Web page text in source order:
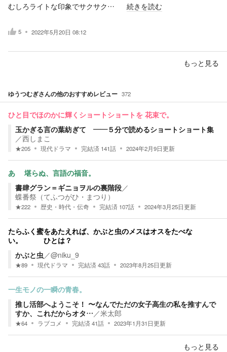
むしろライトな印象でサクサク…
続きを読む
5 2022年5月20日 08:12
もっと見る
ゆうつむぎさんの他のおすすめレビュー 372
ひと目でほのかに輝くショートショートを 花束で。
玉かぎる言の葉紡ぎて ――５分で読めるショートショート集
／西しまこ
★205 現代ドラマ 完結済 141話 2024年2月9日更新
あゝ 堪らぬ、言語の福音。
書肆グラン＝ギニョヲルの裏階段／
蝶番祭（てふつがひ・まつり）
★222 歴史・時代・伝奇 完結済 107話 2024年3月25日更新
たらふく蜜をあたえれば、かぶと虫のメスはオスをたべな
い。 ひとは？
かぶと虫 ／@niku_9
★89 現代ドラマ 完結済43話 2023年8月25日更新
一生モノの一瞬の青春。
推し活部へようこそ！ 〜なんでただの女子高生の私を推すんで
すか、これだからオタ… ／米太郎
★64 ラブコメ 完結済41話 2023年1月31日更新
もっと見る